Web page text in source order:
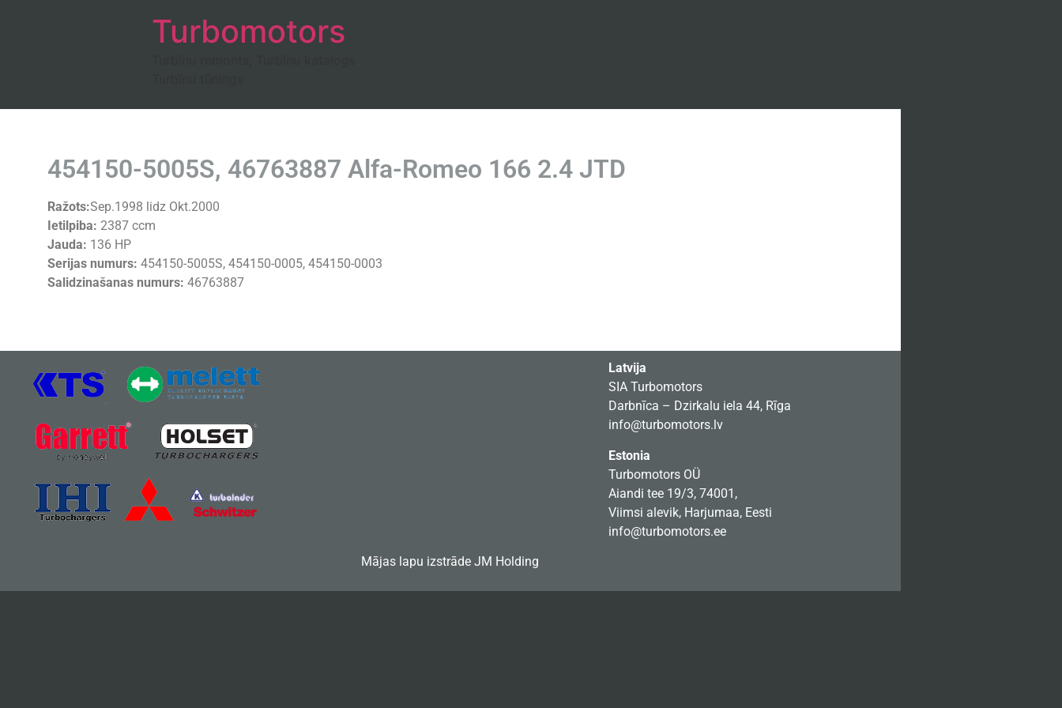
Turbomotors
454150-5005S, 46763887 Alfa-Romeo 166 2.4 JTD
Ražots:Sep.1998 lidz Okt.2000
Ietilpiba: 2387 ccm
Jauda: 136 HP
Serijas numurs: 454150-5005S, 454150-0005, 454150-0003
Salidzinašanas numurs: 46763887
Mājas lapu izstrāde JM Holding
Latvija
SIA Turbomotors
Darbnīca – Dzirkalu iela 44, Rīga
info@turbomotors.lv
Estonia
Turbomotors OÜ
Aiandi tee 19/3, 74001,
Viimsi alevik, Harjumaa, Eesti
info@turbomotors.ee